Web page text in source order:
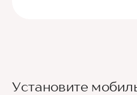
Установите